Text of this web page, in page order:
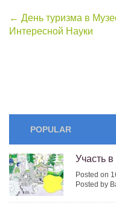
Post
← День туризма в
Интересной Науки
POPULAR
Участь в
Posted on
Posted by